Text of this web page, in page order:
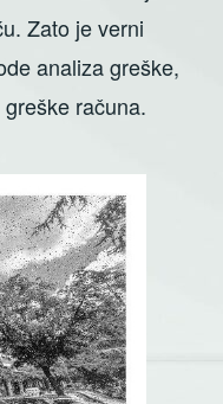
Zato je verni
analiza greške,
računa.